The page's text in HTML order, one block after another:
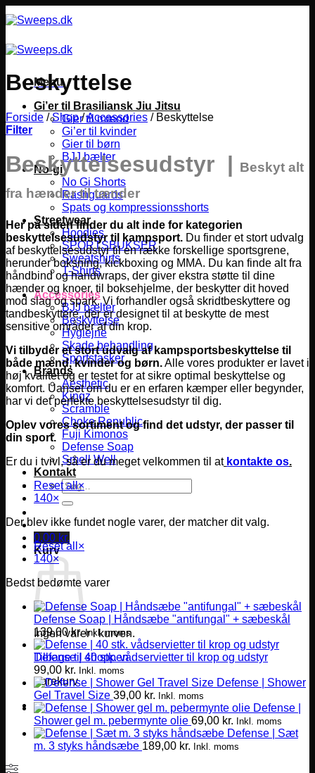
til
Menu
Gi’er til Brasiliansk Jiu Jitsu
Gier til mænd
Gi’er til kvinder
Gier til børn
BJJ bælter
No-gi
No Gi Shorts
Rashguards
Spats og kompressionsshorts
Streetwear
Hoodies
SPORTSBUKSER
Sweatshirts
T-Shirts
Accessories
BJJ bælter
Beskyttelse
Hygiejne
Skade behandling
Sportstasker
Brands
Aesthetic
Kingz
Scramble
Choke Republic
Fuji Kimonos
Defense Soap
Smell Well
Kontakt
Søg
efter:
0,00 kr.
Kurv
Ingen varer i kurven.
Tilbage til shoppen
Varekurv
Beskyttelse
Forside / Shop /Accessories /Beskyttelse
Filter
Beskyttelsesudstyr | Beskyt alt
fra hænder til tænder
Her på siden finder du alt inde for kategorien
beskyttelsesudstyr til kampsport. Du finder et stort udvalg
af beskyttelsesudstyr til en række forskellige sportsgrene,
herunder boksning, kickboxing og MMA. Du kan finde alt fra
håndbind og handwraps, der giver ekstra støtte til dine
hænder og knoer, til boksehjelme, der beskytter dit hoved
mod slag og spark. Vi forhandler også skridtbeskyttere og
tandbeskyttere, der er designet til at beskytte de mest
sensitive områder af din krop.
Vi tilbyder et stort udvalg af kampsportsbeskyttelse til
både mænd, kvinder og børn.Alle vores produkter er lavet i
høj kvalitet og er testet for at sikre optimal beskyttelse og
komfort. Uanset om du er en erfaren kæmper eller begynder,
har vi det perfekte beskyttelsesudstyr til dig.
Oplev vores sortiment og find det udstyr, der passer til
din sport.
Er du i tvivl, så er du meget velkommen til at kontakte os.
Reset all×
140×
Der blev ikke fundet nogle varer, der matcher dit valg.
Reset all ×
140×
Bedst bedømte varer
Defense Soap | Håndsæbe "antifungal" + sæbeskål
139,00kr. Inkl. moms
Defense | 40 stk. vådservietter til krop og udstyr
99,00 kr. Inkl. moms
Defense | Shower
Gel Travel Size 39,00 kr. Inkl. moms
Defense |
Shower gel m. pebermynte olie 69,00 kr. Inkl. moms
Defense | Sæt
m. 3 styks håndsæbe 189,00 kr. Inkl. moms